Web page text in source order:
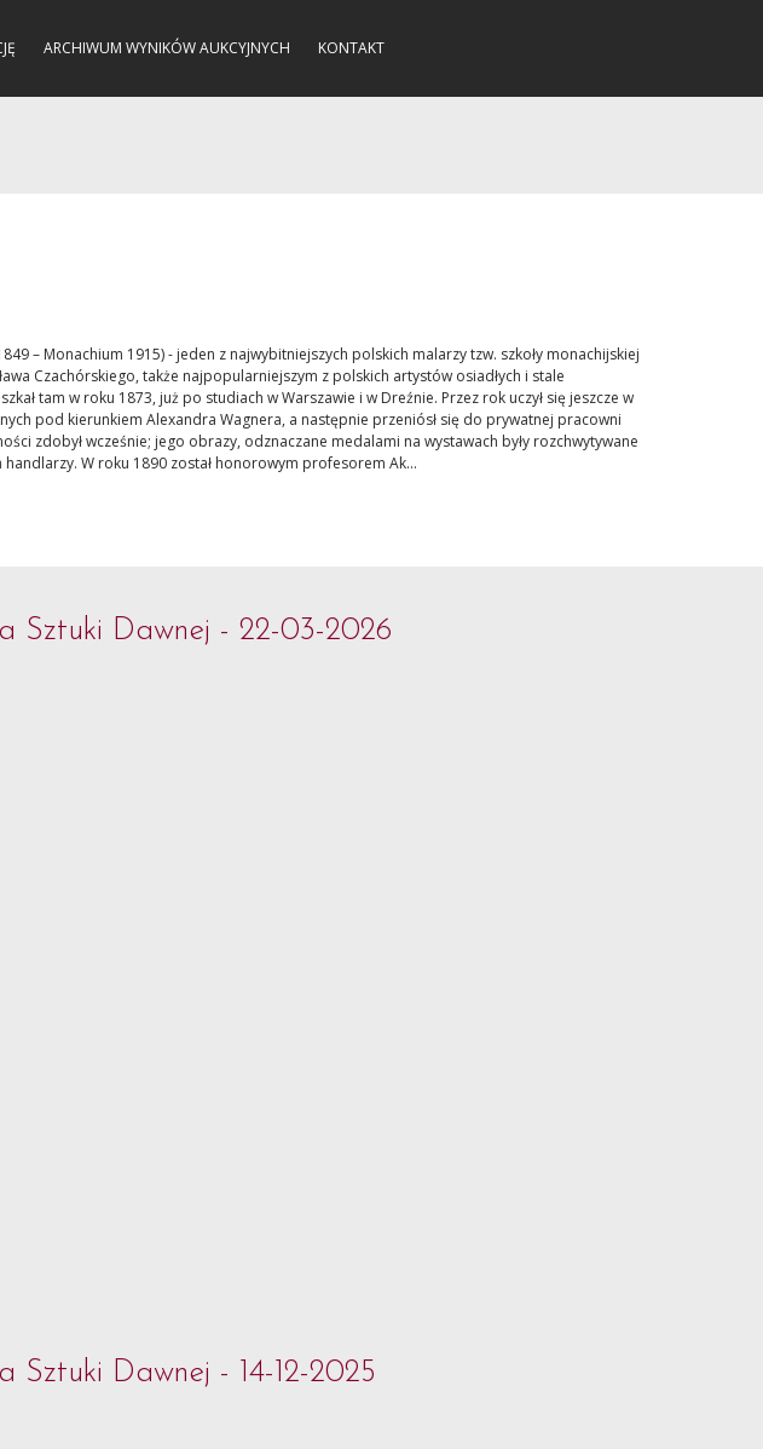
ARCHIWUM WYNIKÓW AUKCYJNYCH KONTAKT
– Monachium 1915) - jeden z najwybitniejszych polskich malarzy tzw. szkoły monachijskiej
Czachórskiego, także najpopularniejszym z polskich artystów osiadłych i stale
tam w roku 1873, już po studiach w Warszawie i w Dreźnie. Przez rok uczył się jeszcze w
pod kierunkiem Alexandra Wagnera, a następnie przeniósł się do prywatnej pracowni
zdobył wcześnie; jego obrazy, odznaczane medalami na wystawach były rozchwytywane
W roku 1890 został honorowym profesorem Ak...
Sztuki Dawnej - 22-03-2026
Sztuki Dawnej - 14-12-2025